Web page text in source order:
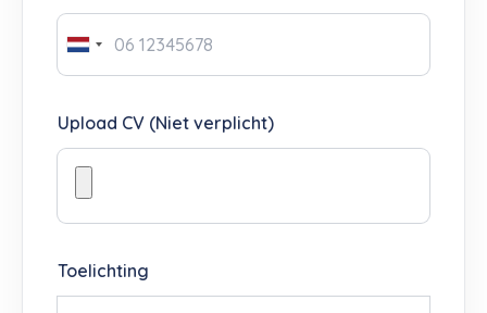
Upload CV (Niet verplicht)
Toelichting